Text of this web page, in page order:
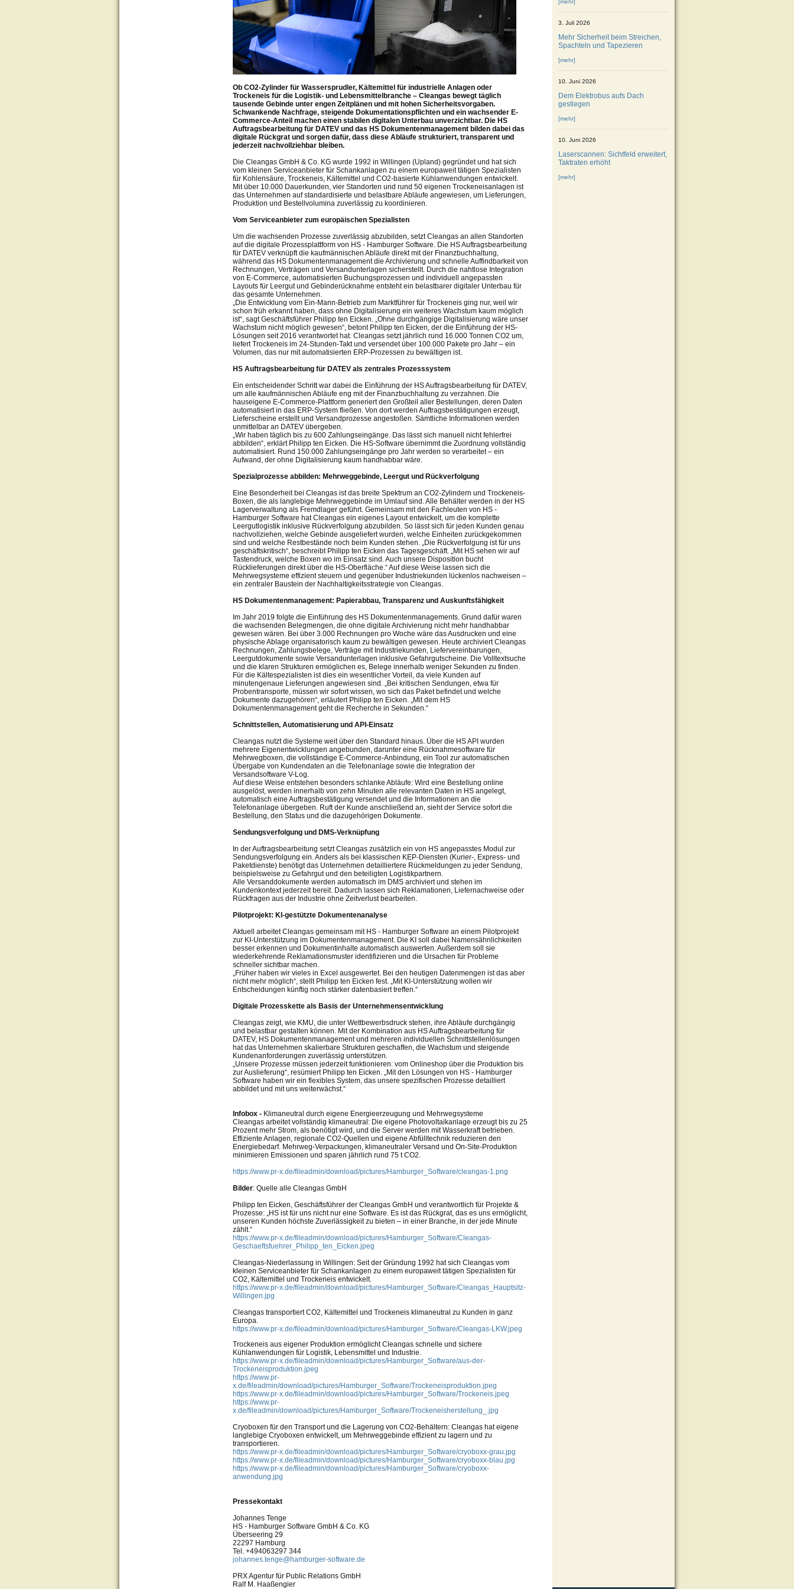
Ob CO2-Zylinder für Wassersprudler, Kältemittel für industrielle Anlagen oder
Trockeneis für die Logistik- und Lebensmittelbranche – Cleangas bewegt täglich
tausende Gebinde unter engen Zeitplänen und mit hohen Sicherheitsvorgaben.
Schwankende Nachfrage, steigende Dokumentationspflichten und ein wachsender E-
Commerce-Anteil machen einen stabilen digitalen Unterbau unverzichtbar. Die HS
Auftragsbearbeitung für DATEV und das HS Dokumentenmanagement bilden dabei das
digitale Rückgrat und sorgen dafür, dass diese Abläufe strukturiert, transparent und
jederzeit nachvollziehbar bleiben.
Die Cleangas GmbH & Co. KG wurde 1992 in Willingen (Upland) gegründet und hat sich
vom kleinen Serviceanbieter für Schankanlagen zu einem europaweit tätigen Spezialisten
für Kohlensäure, Trockeneis, Kältemittel und CO2-basierte Kühlanwendungen entwickelt.
Mit über 10.000 Dauerkunden, vier Standorten und rund 50 eigenen Trockeneisanlagen ist
das Unternehmen auf standardisierte und belastbare Abläufe angewiesen, um Lieferungen,
Produktion und Bestellvolumina zuverlässig zu koordinieren.
Vom Serviceanbieter zum europäischen Spezialisten
Um die wachsenden Prozesse zuverlässig abzubilden, setzt Cleangas an allen Standorten
auf die digitale Prozessplattform von HS - Hamburger Software. Die HS Auftragsbearbeitung
für DATEV verknüpft die kaufmännischen Abläufe direkt mit der Finanzbuchhaltung,
während das HS Dokumentenmanagement die Archivierung und schnelle Auffindbarkeit von
Rechnungen, Verträgen und Versandunterlagen sicherstellt. Durch die nahtlose Integration
von E-Commerce, automatisierten Buchungsprozessen und individuell angepassten
Layouts für Leergut und Gebinderücknahme entsteht ein belastbarer digitaler Unterbau für
das gesamte Unternehmen.
„Die Entwicklung vom Ein-Mann-Betrieb zum Marktführer für Trockeneis ging nur, weil wir
schon früh erkannt haben, dass ohne Digitalisierung ein weiteres Wachstum kaum möglich
ist“, sagt Geschäftsführer Philipp ten Eicken. „Ohne durchgängige Digitalisierung wäre unser
Wachstum nicht möglich gewesen“, betont Philipp ten Eicken, der die Einführung der HS-
Lösungen seit 2016 verantwortet hat. Cleangas setzt jährlich rund 16.000 Tonnen CO2 um,
liefert Trockeneis im 24-Stunden-Takt und versendet über 100.000 Pakete pro Jahr – ein
Volumen, das nur mit automatisierten ERP-Prozessen zu bewältigen ist.
HS Auftragsbearbeitung für DATEV als zentrales Prozesssystem
Ein entscheidender Schritt war dabei die Einführung der HS Auftragsbearbeitung für DATEV,
um alle kaufmännischen Abläufe eng mit der Finanzbuchhaltung zu verzahnen. Die
hauseigene E-Commerce-Plattform generiert den Großteil aller Bestellungen, deren Daten
automatisiert in das ERP-System fließen. Von dort werden Auftragsbestätigungen erzeugt,
Lieferscheine erstellt und Versandprozesse angestoßen. Sämtliche Informationen werden
unmittelbar an DATEV übergeben.
„Wir haben täglich bis zu 600 Zahlungseingänge. Das lässt sich manuell nicht fehlerfrei
abbilden“, erklärt Philipp ten Eicken. Die HS-Software übernimmt die Zuordnung vollständig
automatisiert. Rund 150.000 Zahlungseingänge pro Jahr werden so verarbeitet – ein
Aufwand, der ohne Digitalisierung kaum handhabbar wäre.
Spezialprozesse abbilden: Mehrweggebinde, Leergut und Rückverfolgung
Eine Besonderheit bei Cleangas ist das breite Spektrum an CO2-Zylindern und Trockeneis-
Boxen, die als langlebige Mehrweggebinde im Umlauf sind. Alle Behälter werden in der HS
Lagerverwaltung als Fremdlager geführt. Gemeinsam mit den Fachleuten von HS -
Hamburger Software hat Cleangas ein eigenes Layout entwickelt, um die komplette
Leergutlogistik inklusive Rückverfolgung abzubilden. So lässt sich für jeden Kunden genau
nachvollziehen, welche Gebinde ausgeliefert wurden, welche Einheiten zurückgekommen
sind und welche Restbestände noch beim Kunden stehen. „Die Rückverfolgung ist für uns
geschäftskritisch“, beschreibt Philipp ten Eicken das Tagesgeschäft. „Mit HS sehen wir auf
Tastendruck, welche Boxen wo im Einsatz sind. Auch unsere Disposition bucht
Rücklieferungen direkt über die HS-Oberfläche.“ Auf diese Weise lassen sich die
Mehrwegsysteme effizient steuern und gegenüber Industriekunden lückenlos nachweisen –
ein zentraler Baustein der Nachhaltigkeitsstrategie von Cleangas.
HS Dokumentenmanagement: Papierabbau, Transparenz und Auskunftsfähigkeit
Im Jahr 2019 folgte die Einführung des HS Dokumentenmanagements. Grund dafür waren
die wachsenden Belegmengen, die ohne digitale Archivierung nicht mehr handhabbar
gewesen wären. Bei über 3.000 Rechnungen pro Woche wäre das Ausdrucken und eine
physische Ablage organisatorisch kaum zu bewältigen gewesen. Heute archiviert Cleangas
Rechnungen, Zahlungsbelege, Verträge mit Industriekunden, Liefervereinbarungen,
Leergutdokumente sowie Versandunterlagen inklusive Gefahrgutscheine. Die Volltextsuche
und die klaren Strukturen ermöglichen es, Belege innerhalb weniger Sekunden zu finden.
Für die Kältespezialisten ist dies ein wesentlicher Vorteil, da viele Kunden auf
minutengenaue Lieferungen angewiesen sind. „Bei kritischen Sendungen, etwa für
Probentransporte, müssen wir sofort wissen, wo sich das Paket befindet und welche
Dokumente dazugehören“, erläutert Philipp ten Eicken. „Mit dem HS
Dokumentenmanagement geht die Recherche in Sekunden.“
Schnittstellen, Automatisierung und API-Einsatz
Cleangas nutzt die Systeme weit über den Standard hinaus. Über die HS API wurden
mehrere Eigenentwicklungen angebunden, darunter eine Rücknahmesoftware für
Mehrwegboxen, die vollständige E-Commerce-Anbindung, ein Tool zur automatischen
Übergabe von Kundendaten an die Telefonanlage sowie die Integration der
Versandsoftware V-Log.
Auf diese Weise entstehen besonders schlanke Abläufe: Wird eine Bestellung online
ausgelöst, werden innerhalb von zehn Minuten alle relevanten Daten in HS angelegt,
automatisch eine Auftragsbestätigung versendet und die Informationen an die
Telefonanlage übergeben. Ruft der Kunde anschließend an, sieht der Service sofort die
Bestellung, den Status und die dazugehörigen Dokumente.
Sendungsverfolgung und DMS-Verknüpfung
In der Auftragsbearbeitung setzt Cleangas zusätzlich ein von HS angepasstes Modul zur
Sendungsverfolgung ein. Anders als bei klassischen KEP-Diensten (Kurier-, Express- und
Paketdienste) benötigt das Unternehmen detailliertere Rückmeldungen zu jeder Sendung,
beispielsweise zu Gefahrgut und den beteiligten Logistikpartnern.
Alle Versanddokumente werden automatisch im DMS archiviert und stehen im
Kundenkontext jederzeit bereit. Dadurch lassen sich Reklamationen, Liefernachweise oder
Rückfragen aus der Industrie ohne Zeitverlust bearbeiten.
Pilotprojekt: KI-gestützte Dokumentenanalyse
Aktuell arbeitet Cleangas gemeinsam mit HS - Hamburger Software an einem Pilotprojekt
zur KI-Unterstützung im Dokumentenmanagement. Die KI soll dabei Namensähnlichkeiten
besser erkennen und Dokumentinhalte automatisch auswerten. Außerdem soll sie
wiederkehrende Reklamationsmuster identifizieren und die Ursachen für Probleme
schneller sichtbar machen.
„Früher haben wir vieles in Excel ausgewertet. Bei den heutigen Datenmengen ist das aber
nicht mehr möglich“, stellt Philipp ten Eicken fest. „Mit KI-Unterstützung wollen wir
Entscheidungen künftig noch stärker datenbasiert treffen.“
Digitale Prozesskette als Basis der Unternehmensentwicklung
Cleangas zeigt, wie KMU, die unter Wettbewerbsdruck stehen, ihre Abläufe durchgängig
und belastbar gestalten können. Mit der Kombination aus HS Auftragsbearbeitung für
DATEV, HS Dokumentenmanagement und mehreren individuellen Schnittstellenlösungen
hat das Unternehmen skalierbare Strukturen geschaffen, die Wachstum und steigende
Kundenanforderungen zuverlässig unterstützen.
„Unsere Prozesse müssen jederzeit funktionieren: vom Onlineshop über die Produktion bis
zur Auslieferung“, resümiert Philipp ten Eicken. „Mit den Lösungen von HS - Hamburger
Software haben wir ein flexibles System, das unsere spezifischen Prozesse detailliert
abbildet und mit uns weiterwächst.“
Infobox - Klimaneutral durch eigene Energieerzeugung und Mehrwegsysteme
Cleangas arbeitet vollständig klimaneutral: Die eigene Photovoltaikanlage erzeugt bis zu 25
Prozent mehr Strom, als benötigt wird, und die Server werden mit Wasserkraft betrieben.
Effiziente Anlagen, regionale CO2-Quellen und eigene Abfülltechnik reduzieren den
Energiebedarf. Mehrweg-Verpackungen, klimaneutraler Versand und On-Site-Produktion
minimieren Emissionen und sparen jährlich rund 75 t CO2.
https://www.pr-x.de/fileadmin/download/pictures/Hamburger_Software/cleangas-1.png
Bilder: Quelle alle Cleangas GmbH
Philipp ten Eicken, Geschäftsführer der Cleangas GmbH und verantwortlich für Projekte &
Prozesse: „HS ist für uns nicht nur eine Software. Es ist das Rückgrat, das es uns ermöglicht,
unseren Kunden höchste Zuverlässigkeit zu bieten – in einer Branche, in der jede Minute
zählt.“
https://www.pr-x.de/fileadmin/download/pictures/Hamburger_Software/Cleangas-
Geschaeftsfuehrer_Philipp_ten_Eicken.jpeg
Cleangas-Niederlassung in Willingen: Seit der Gründung 1992 hat sich Cleangas vom
kleinen Serviceanbieter für Schankanlagen zu einem europaweit tätigen Spezialisten für
CO2, Kältemittel und Trockeneis entwickelt.
https://www.pr-x.de/fileadmin/download/pictures/Hamburger_Software/Cleangas_Hauptsitz-
Willingen.jpg
Cleangas transportiert CO2, Kältemittel und Trockeneis klimaneutral zu Kunden in ganz
Europa.
https://www.pr-x.de/fileadmin/download/pictures/Hamburger_Software/Cleangas-LKW.jpeg
Trockeneis aus eigener Produktion ermöglicht Cleangas schnelle und sichere
Kühlanwendungen für Logistik, Lebensmittel und Industrie.
https://www.pr-x.de/fileadmin/download/pictures/Hamburger_Software/aus-der-
Trockeneisproduktion.jpeg
https://www.pr-
x.de/fileadmin/download/pictures/Hamburger_Software/Trockeneisproduktion.jpeg
https://www.pr-x.de/fileadmin/download/pictures/Hamburger_Software/Trockeneis.jpeg
https://www.pr-
x.de/fileadmin/download/pictures/Hamburger_Software/Trockeneisherstellung_.jpg
Cryoboxen für den Transport und die Lagerung von CO2-Behältern: Cleangas hat eigene
langlebige Cryoboxen entwickelt, um Mehrweggebinde effizient zu lagern und zu
transportieren.
https://www.pr-x.de/fileadmin/download/pictures/Hamburger_Software/cryoboxx-grau.jpg
https://www.pr-x.de/fileadmin/download/pictures/Hamburger_Software/cryoboxx-blau.jpg
https://www.pr-x.de/fileadmin/download/pictures/Hamburger_Software/cryoboxx-
anwendung.jpg
Pressekontakt
Johannes Tenge
HS - Hamburger Software GmbH & Co. KG
Überseering 29
22297 Hamburg
Tel. +494063297 344
johannes.tenge@hamburger-software.de
PRX Agentur für Public Relations GmbH
Ralf M. Haaßengier
[mehr]
3. Juli 2026
Mehr Sicherheit beim Streichen,
Spachteln und Tapezieren
[mehr]
10. Juni 2026
Dem Elektrobus aufs Dach
gestiegen
[mehr]
10. Juni 2026
Laserscannen: Sichtfeld erweitert,
Taktraten erhöht
[mehr]